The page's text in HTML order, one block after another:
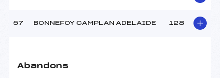
57 BONNEFOY CAMPLAN ADELAIDE 128
Abandons